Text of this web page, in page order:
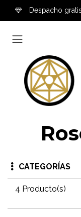
Despacho
CATEGORÍAS
4 Producto(s)